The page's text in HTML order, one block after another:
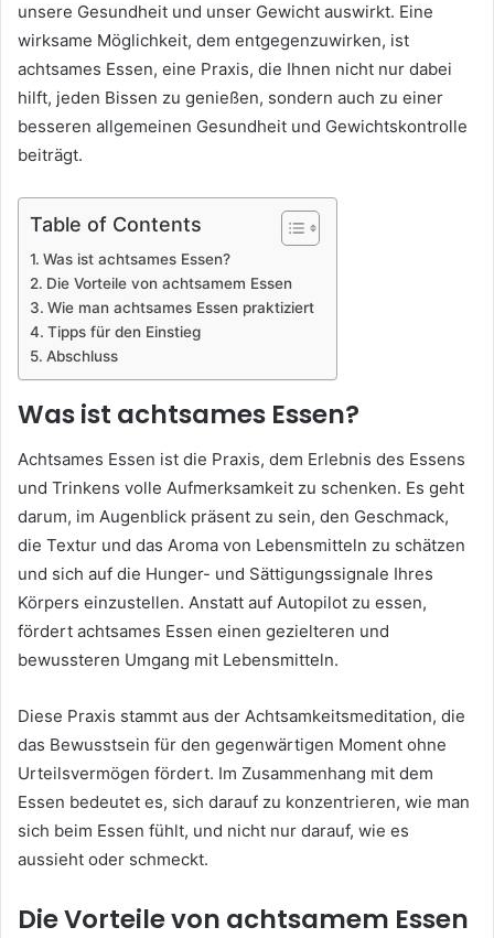
unsere Gesundheit und unser Gewicht auswirkt. Eine
wirksame Möglichkeit, dem entgegenzuwirken, ist
achtsames Essen, eine Praxis, die Ihnen nicht nur dabei
hilft, jeden Bissen zu genießen, sondern auch zu einer
besseren allgemeinen Gesundheit und Gewichtskontrolle
beiträgt.
Table of Contents
Was ist achtsames Essen?
Die Vorteile von achtsamem Essen
Wie man achtsames Essen praktiziert
Tipps für den Einstieg
Abschluss
Was ist achtsames Essen?
Achtsames Essen ist die Praxis, dem Erlebnis des Essens
und Trinkens volle Aufmerksamkeit zu schenken. Es geht
darum, im Augenblick präsent zu sein, den Geschmack,
die Textur und das Aroma von Lebensmitteln zu schätzen
und sich auf die Hunger- und Sättigungssignale Ihres
Körpers einzustellen. Anstatt auf Autopilot zu essen,
fördert achtsames Essen einen gezielteren und
bewussteren Umgang mit Lebensmitteln.
Diese Praxis stammt aus der Achtsamkeitsmeditation, die
das Bewusstsein für den gegenwärtigen Moment ohne
Urteilsvermögen fördert. Im Zusammenhang mit dem
Essen bedeutet es, sich darauf zu konzentrieren, wie man
sich beim Essen fühlt, und nicht nur darauf, wie es
aussieht oder schmeckt.
Die Vorteile von achtsamem Essen